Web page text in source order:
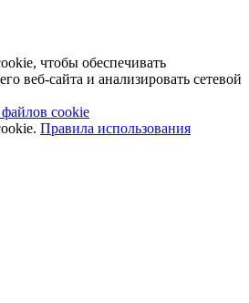
чтобы обеспечивать
веб-сайта и анализировать сетевой
cookie
Правила использования